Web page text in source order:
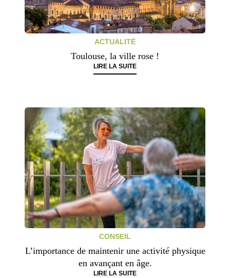
ACTUALITÉ
Toulouse, la ville rose !
LIRE LA SUITE
CONSEIL
L’importance de maintenir une activité physique
en avançant en âge.
LIRE LA SUITE